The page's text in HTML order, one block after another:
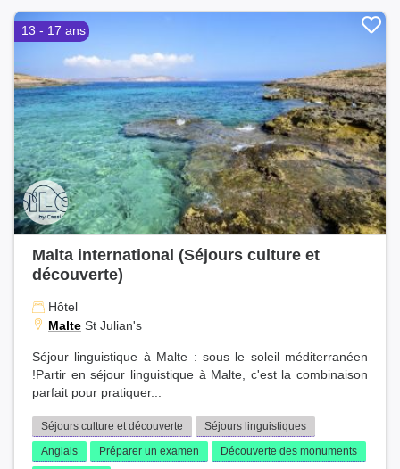
13 - 17 ans
Malta international (Séjours culture et
découverte)
Hôtel
Malte St Julian's
Séjour linguistique à Malte : sous le soleil méditerranéen
!Partir en séjour linguistique à Malte, c'est la combinaison
parfait pour pratiquer...
Séjours culture et découverte
Séjours linguistiques
Anglais
Préparer un examen Découverte des monuments